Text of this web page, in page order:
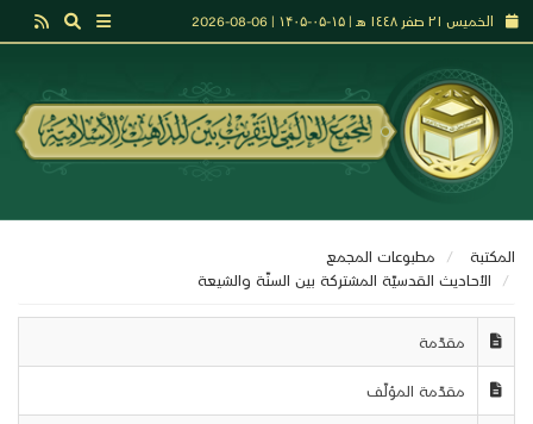
الخميس ٢١ صفر ١٤٤٨ هـ | ۱۵-۰۵-۱۴۰۵ | 06-08-2026
المكتبة
مطبوعات المجمع
الأحـاديث القدسيّة المشتركة بين السنّة والشيعة
مقدّمة
مقدّمة المؤلّف